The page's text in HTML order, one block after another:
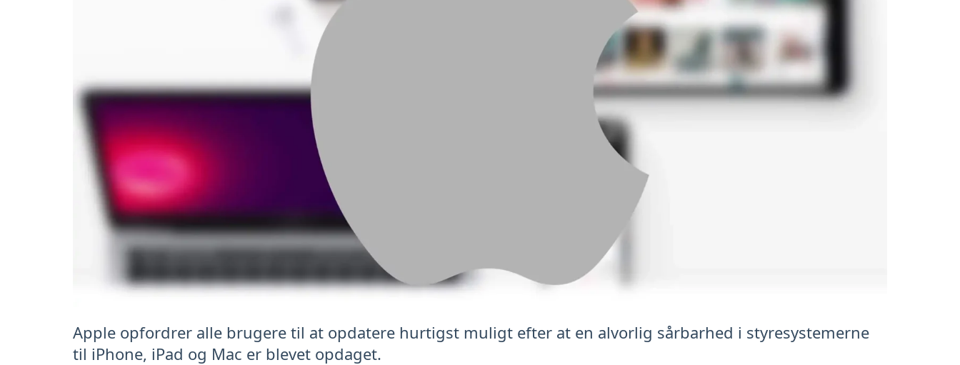
Apple opfordrer alle brugere til at opdatere hurtigst muligt efter at en alvorlig sårbarhed i styresystemerne
til iPhone, iPad og Mac er blevet opdaget.